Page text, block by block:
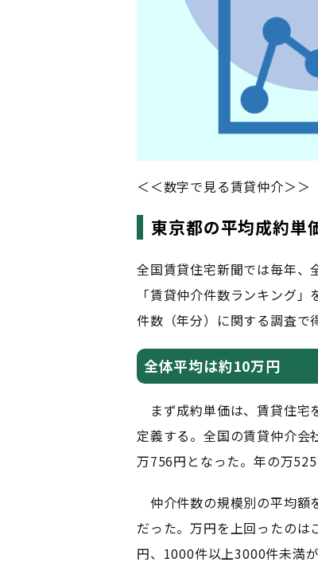
＜＜数字で見る賃貸仲介＞＞
東京都の平均成約単
全国賃貸住宅新聞では毎年、
「賃貸仲介件数ランキング
件数（年分）に関する調査で
全体平均は約10万円
まず成約単価は、賃貸住宅
定義する。全国の賃貸仲介会
万756円となった。年の万
仲介件数の規模別の平均額
だった。万円を上回ったの
円、1000件以上3000件未満